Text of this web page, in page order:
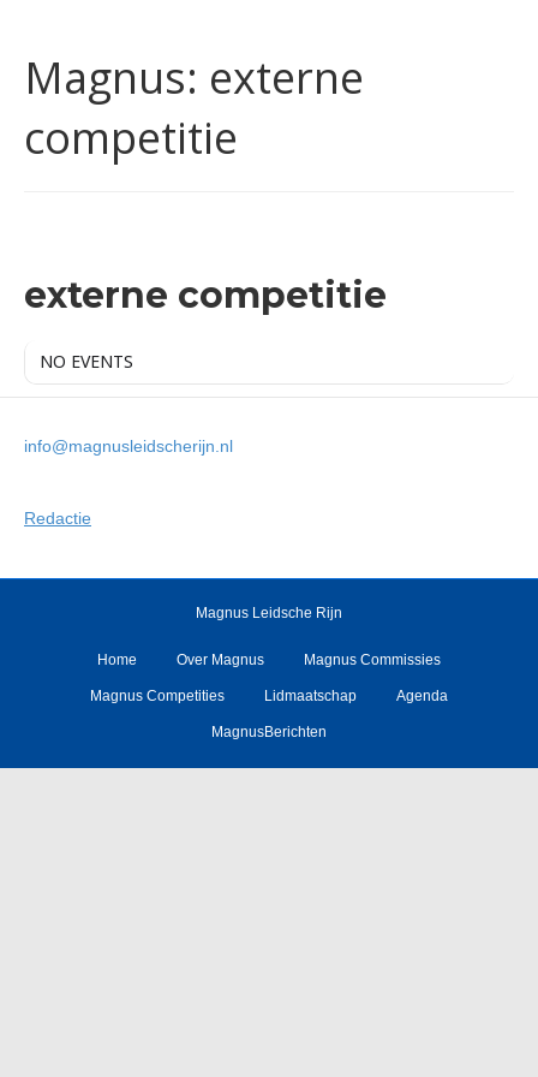
Magnus: externe
competitie
externe competitie
NO EVENTS
info@magnusleidscherijn.nl
Redactie
Magnus Leidsche Rijn
Home Over Magnus Magnus Commissies
Magnus Competities Lidmaatschap Agenda
MagnusBerichten